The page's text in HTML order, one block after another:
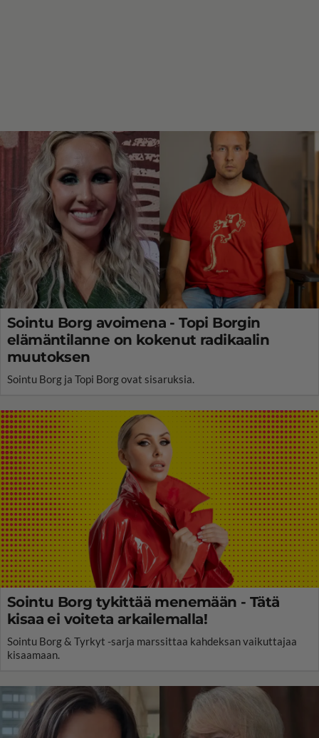
Sointu Borg avoimena - Topi Borgin
elämäntilanne on kokenut radikaalin
muutoksen
Sointu Borg ja Topi Borg ovat sisaruksia.
Sointu Borg tykittää menemään - Tätä
kisaa ei voiteta arkailemalla!
Sointu Borg & Tyrkyt -sarja marssittaa kahdeksan vaikuttajaa
kisaamaan.